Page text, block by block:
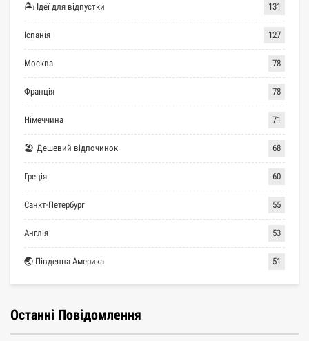
🏝 Ідеї для відпустки 131
Іспанія 127
Москва 78
Франція 78
Німеччина 71
🏖 Дешевий відпочинок 68
Греція 60
Санкт-Петербург 55
Англія 53
🌏 Південна Америка 51
Останні Повідомлення